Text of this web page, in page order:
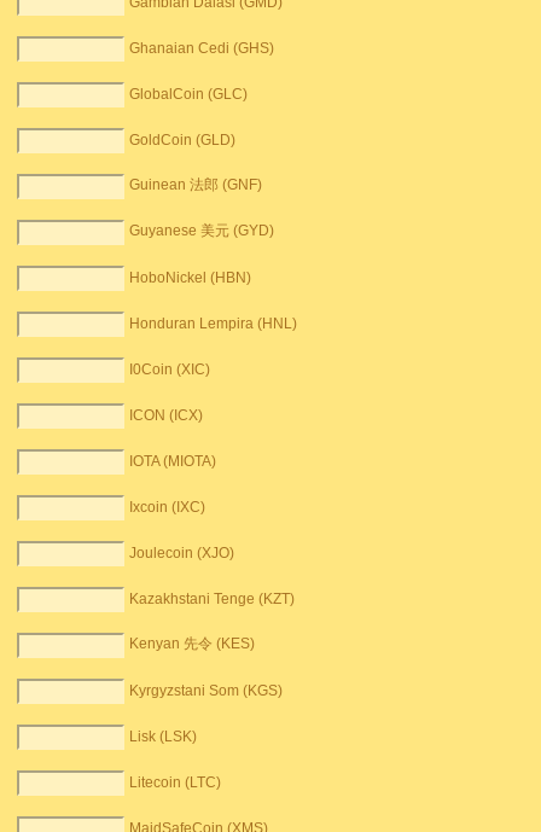
Ghanaian Cedi (GHS)
GlobalCoin (GLC)
GoldCoin (GLD)
Guinean 法郎 (GNF)
Guyanese 美元 (GYD)
HoboNickel (HBN)
Honduran Lempira (HNL)
I0Coin (XIC)
ICON (ICX)
IOTA (MIOTA)
Ixcoin (IXC)
Joulecoin (XJO)
Kazakhstani Tenge (KZT)
Kenyan 先令 (KES)
Kyrgyzstani Som (KGS)
Lisk (LSK)
Litecoin (LTC)